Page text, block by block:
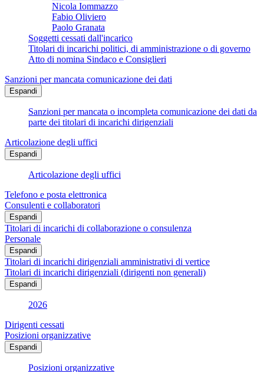
Nicola Iommazzo
Fabio Oliviero
Paolo Granata
Soggetti cessati dall'incarico
Titolari di incarichi politici, di amministrazione o di governo
Atto di nomina Sindaco e Consiglieri
Sanzioni per mancata comunicazione dei dati
Espandi
Sanzioni per mancata o incompleta comunicazione dei dati da
parte dei titolari di incarichi dirigenziali
Articolazione degli uffici
Espandi
Articolazione degli uffici
Telefono e posta elettronica
Consulenti e collaboratori
Espandi
Titolari di incarichi di collaborazione o consulenza
Personale
Espandi
Titolari di incarichi dirigenziali amministrativi di vertice
Titolari di incarichi dirigenziali (dirigenti non generali)
Espandi
2026
Dirigenti cessati
Posizioni organizzative
Espandi
Posizioni organizzative